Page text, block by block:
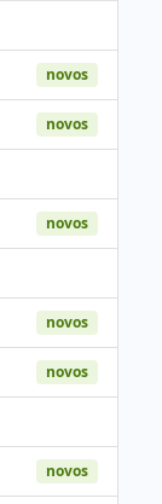
novos
novos
novos
novos
novos
novos